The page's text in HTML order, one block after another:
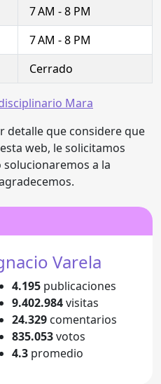
7 AM - 8 PM
7 AM - 8 PM
Cerrado
Mara
detalle que considere que
web, le solicitamos
a la
Varela
4.195 publicaciones
9.402.984visitas
24.329 comentarios
835.053votos
4.3 promedio